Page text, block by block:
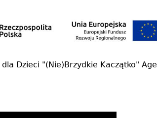
Dzieci "(Nie)Brzydkie Kaczątko"